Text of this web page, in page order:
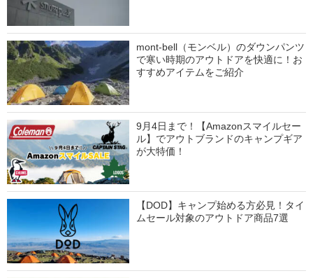
mont-bell（モンベル）のダウンパンツ
で寒い時期のアウトドアを快適に！お
すすめアイテムをご紹介
9月4日まで！【Amazonスマイルセー
ル】でアウトブランドのキャンプギア
が大特価！
【DOD】キャンプ始める方必見！タイ
ムセール対象のアウトドア商品7選